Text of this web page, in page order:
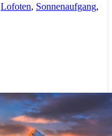
Lofoten, Sonnenaufgang,